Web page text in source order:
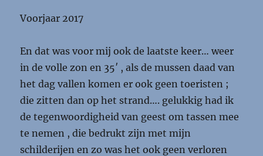
Voorjaar 2017
En dat was voor mij ook de laatste keer… weer
in de volle zon en 35′ , als de mussen daad van
het dag vallen komen er ook geen toeristen ;
die zitten dan op het strand…. gelukkig had ik
de tegenwoordigheid van geest om tassen mee
te nemen , die bedrukt zijn met mijn
schilderijen en zo was het ook geen verloren